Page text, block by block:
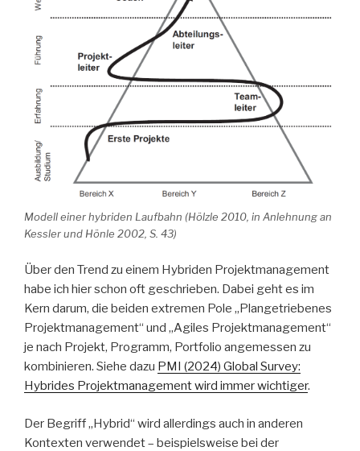
Modell einer hybriden Laufbahn (Hölzle 2010, in Anlehnung an
Kessler und Hönle 2002, S. 43)
Über den Trend zu einem Hybriden Projektmanagement
habe ich hier schon oft geschrieben. Dabei geht es im
Kern darum, die beiden extremen Pole „Plangetriebenes
Projektmanagement“ und „Agiles Projektmanagement“
je nach Projekt, Programm, Portfolio angemessen zu
kombinieren. Siehe dazu PMI (2024) Global Survey:
Hybrides Projektmanagement wird immer wichtiger.
Der Begriff „Hybrid“ wird allerdings auch in anderen
Kontexten verwendet – beispielsweise bei der